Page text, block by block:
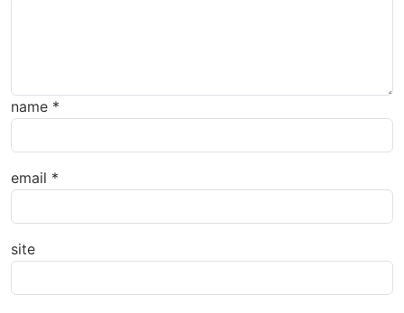
name *
email *
site